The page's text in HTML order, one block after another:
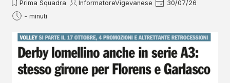
Prima Squadra InformatoreVigevanese
30/07/26
- minuti